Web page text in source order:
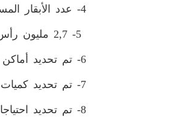
4- عدد الأبقار المستوردة 0,2 مليون رأس.
6- تم تحديد أماكن تمركز السلالات وتوزيعها.
7- تم تحديد كميات الألبان والولادات المتوقعة
8- تم تحديد احتياجات الرؤوس من الرعاية البيطرية والحيوانية.